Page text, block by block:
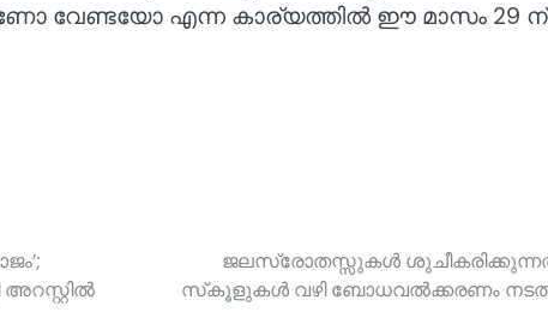
വേണ്ടയോ എന്ന കാര്യത്തിൽ ഈ മാസം 29 ന്
ജലസ്രോതസ്സുകള്‍
സ്‌കൂളുകള്‍ വഴി ബോധവല്‍ക്കരണം